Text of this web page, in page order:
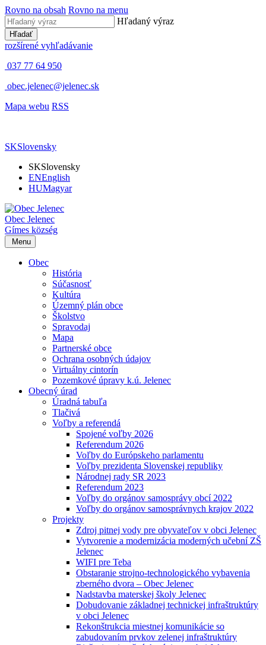
Rovno na obsah Rovno na menu
Hľadaný výraz
Hľadať
rozšírené vyhľadávanie
037 77 64 950
obec.jelenec@jelenec.sk
Mapa webu RSS
SKSlovensky
SKSlovensky
ENEnglish
HUMagyar
Obec Jelenec
Gímes község
Menu
Obec
História
Súčasnosť
Kultúra
Územný plán obce
Školstvo
Spravodaj
Mapa
Partnerské obce
Ochrana osobných údajov
Virtuálny cintorín
Pozemkové úpravy k.ú. Jelenec
Obecný úrad
Úradná tabuľa
Tlačivá
Voľby a referendá
Spojené voľby 2026
Referendum 2026
Voľby do Európskeho parlamentu
Voľby prezidenta Slovenskej republiky
Národnej rady SR 2023
Referendum 2023
Voľby do orgánov samosprávy obcí 2022
Voľby do orgánov samosprávnych krajov 2022
Projekty
Zdroj pitnej vody pre obyvateľov v obci Jelenec
Vytvorenie a modernizácia moderných učební ZŠ
Jelenec
WIFI pre Teba
Obstaranie strojno-technologického vybavenia
zberného dvora – Obec Jelenec
Nadstavba materskej školy Jelenec
Dobudovanie základnej technickej infraštruktúry
v obci Jelenec
Rekonštrukcia miestnej komunikácie so
zabudovaním prvkov zelenej infraštruktúry